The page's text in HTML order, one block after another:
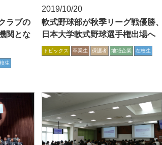
ラブの
関とな
生
2019/10/20
軟式野球部が秋季リーグ戦優勝
日本大学軟式野球選手権出場へ
トピックス 卒業生 保護者 地域企業 在校生